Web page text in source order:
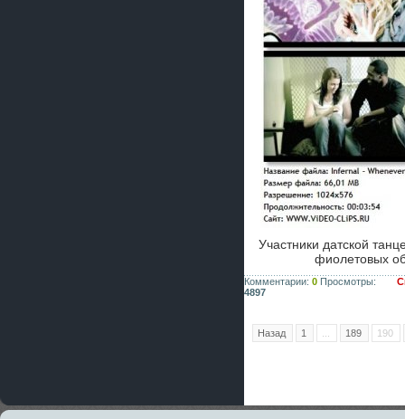
Участники датской
фиолетовых
Комментарии: 0 Просмотры:
4897
Назад 1 189 190